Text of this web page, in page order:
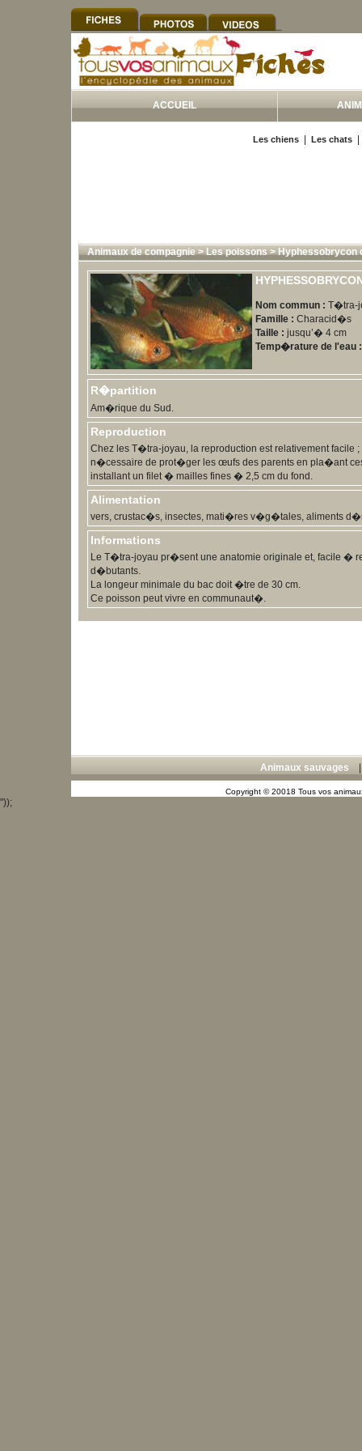
ACCUEIL
Les chiens Les chats
Animaux de compagnie>Les poissons>Hyphessobrycon
Nom commun : T�tra-
Famille : Characid�s
Taille : jusqu’� 4 cm
Temp�rature de l'eau :
R�partition
Am�rique du Sud.
Reproduction
Chez les T�tra-joyau, la reproduction est relativement facile
n�cessaire de prot�ger les œufs des parents en pla�ant
installant un filet � mailles fines � 2,5 cm du fond.
Alimentation
vers, crustac�s, insectes, mati�res v�g�tales, aliments
Informations
Le T�tra-joyau pr�sent une anatomie originale et, facile �
d�butants.
La longeur minimale du bac doit �tre de 30 cm.
Ce poisson peut vivre en communaut�.
Animaux sauvages
Copyright © 20018 Tous vos
"));